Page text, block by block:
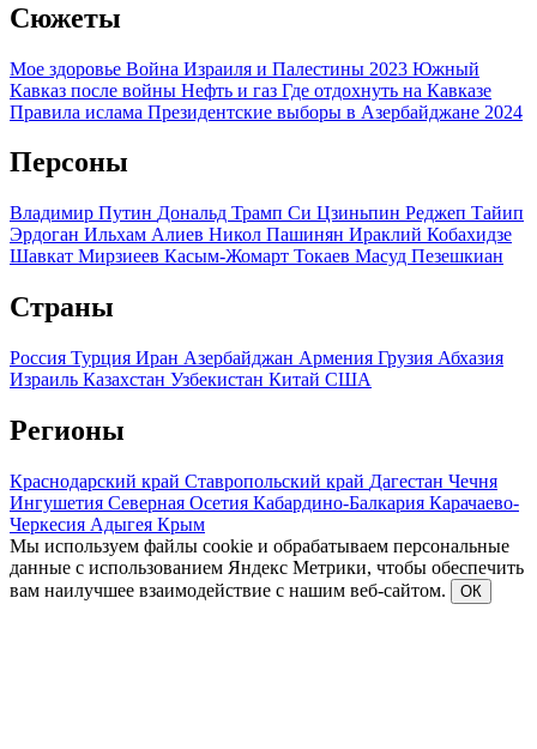
Сюжеты
Мое здоровье Война Израиля и Палестины 2023 Южный
Кавказ после войны Нефть и газ Где отдохнуть на Кавказе
Правила ислама Президентские выборы в Азербайджане 2024
Персоны
Владимир Путин Дональд Трамп Си Цзиньпин Реджеп Тайип
Эрдоган Ильхам Алиев Никол Пашинян Ираклий Кобахидзе
Шавкат Мирзиеев Касым-Жомарт Токаев Масуд Пезешкиан
Страны
Россия Турция Иран Азербайджан Армения Грузия Абхазия
Израиль Казахстан Узбекистан Китай США
Регионы
Краснодарский край Ставропольский край Дагестан Чечня
Ингушетия Северная Осетия Кабардино-Балкария Карачаево-
Черкесия Адыгея Крым
Мы используем файлы cookie и обрабатываем персональные
данные с использованием Яндекс Метрики, чтобы обеспечить
вам наилучшее взаимодействие с нашим веб-сайтом.
ОК